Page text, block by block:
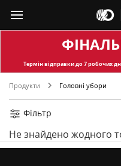
Термін відправкидо 7 робочих
Продукти Головні убори
Фільтр
Не знайдено жодного